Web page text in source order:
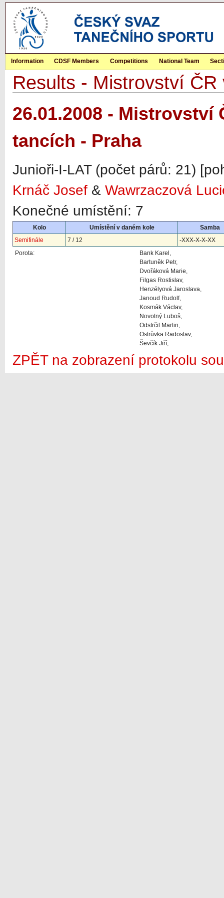
Information CDSF Members Competitions National Team
Results - Mistrovství
26.01.2008 -
tancích - Praha
Junioři-I-LAT (počet párů: 21)
Krnáč Josef & Wawrzaczová
Konečné umístění: 7
Kolo Umístění v daném kole
Samba
Semifinále
7 / 12
-XXX-X-X-XX
Porota:
Bank Karel,
Bartuněk Petr,
Dvořáková Marie,
Filgas Rostislav,
Henzélyová Jaroslava,
Janoud Rudolf,
Kosmák Václav,
Novotný Luboš,
Odstrčil Martin,
Ostrůvka Radoslav,
Ševčík Jiří,
ZPĚT na zobrazení protokolu